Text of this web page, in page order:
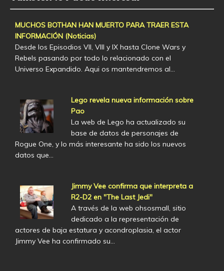
MUCHOS BOTHAN HAN MUERTO PARA TRAER ESTA
INFORMACIÓN (Noticias)
Desde los Episodios VII, VIII y IX hasta Clone Wars y
Rebels pasando por todo lo relacionado con el
Universo Expandido. Aqui os mantendremos al…
Lego revela nueva información sobre
Pao
La web de Lego ha actualizado su
base de datos de personajes de
Rogue One, y lo más interesante ha sido los nuevos
datos que…
Jimmy Vee confirma que interpreta a
R2-D2 en "The Last Jedi"
A través de la web ohsosmall, sitio
dedicado a la representación de
actores de baja estatura y acondroplasia, el actor
Jimmy Vee ha confirmado su…